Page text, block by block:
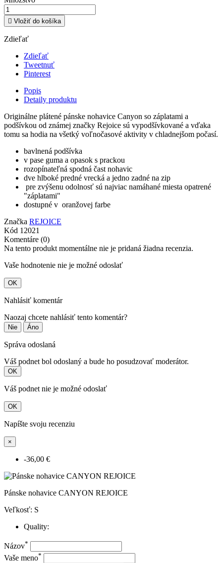
 Vložiť do košíka
Zdieľať
Zdieľať
Tweetnuť
Pinterest
Popis
Detaily produktu
Originálne plátené pánske nohavice Canyon so záplatami a
podšívkou od známej značky Rejoice sú vypodšívkované a vďaka
tomu sa hodia na všetký voľnočasové aktivity v chladnejšom počasí.
bavlnená podšívka
v pase guma a opasok s prackou
rozopínateľná spodná čast nohavic
dve hlboké predné vrecká a jedno zadné na zip
pre zvýšenu odolnosť sú najviac namáhané miesta opatrené
"záplatami"
dostupné v oranžovej farbe
Značka REJOICE
Kód 12021
Komentáre (0)
Na tento produkt momentálne nie je pridaná žiadna recenzia.
Vaše hodnotenie nie je možné odoslať
OK
Nahlásiť komentár
Naozaj chcete nahlásiť tento komentár?
Nie Áno
Správa odoslaná
Váš podnet bol odoslaný a bude ho posudzovať moderátor.
OK
Váš podnet nie je možné odoslať
OK
Napíšte svoju recenziu
×
-36,00 €
Pánske nohavice CANYON REJOICE
Veľkosť: S
Quality:
Názov*
Vaše meno*